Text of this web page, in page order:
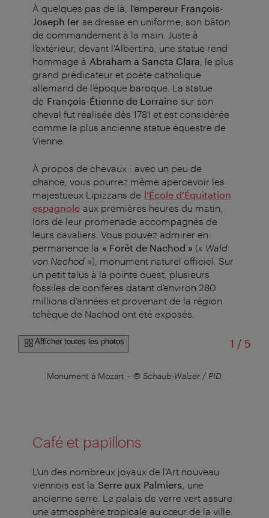
À quelques pas de là, l’empereur François-
Joseph Ier se dresse en uniforme, son bâton
de commandement à la main. Juste à
l’extérieur, devant l’Albertina, une statue rend
hommage à Abraham a Sancta Clara , le plus
grand prédicateur et poète catholique
allemand de l’époque baroque. La statue
de François-Étienne de Lorraine sur son
cheval fut réalisée dès 1781 et est considérée
comme la plus ancienne statue équestre de
Vienne.
À propos de chevaux : avec un peu de
chance, vous pourrez même apercevoir les
majestueux Lipizzans de l’École d’Équitation
espagnole aux premières heures du matin,
lors de leur promenade accompagnés de
leurs cavaliers. Vous pouvez admirer en
permanence la « Forêt de Nachod » (« Wald
von Nachod »), monument naturel officiel. Sur
un petit talus à la pointe ouest, plusieurs
fossiles de conifères datant d’environ 280
millions d’années et provenant de la région
tchèque de Nachod ont été exposés.
Afficher toutes les photos 1 /sur
5
Monument à Mozart – © Schaub-Walzer / PID
Café et papillons
L’un des nombreux joyaux de l’Art nouveau
viennois est la Serre aux Palmiers, une
ancienne serre. Le palais de verre vert assure
une atmosphère tropicale au cœur de la ville.